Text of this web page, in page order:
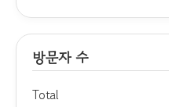
방문자 수
Total